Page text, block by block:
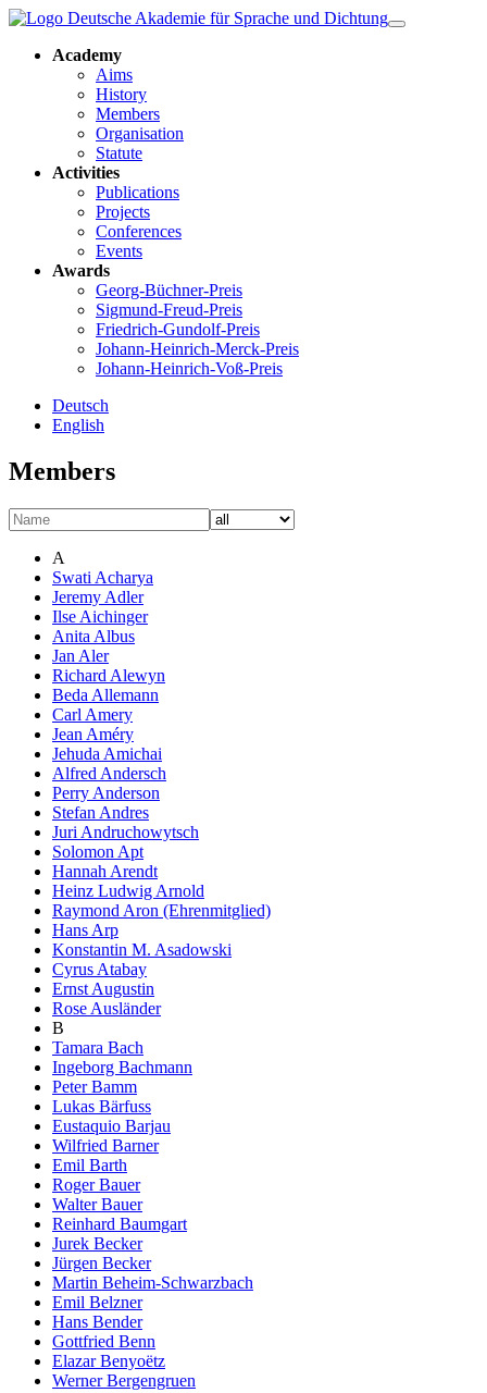
Academy
Aims
History
Members
Organisation
Statute
Activities
Publications
Projects
Conferences
Events
Awards
Georg-Büchner-Preis
Sigmund-Freud-Preis
Friedrich-Gundolf-Preis
Johann-Heinrich-Merck-Preis
Johann-Heinrich-Voß-Preis
Deutsch
English
Members
A
Swati Acharya
Jeremy Adler
Ilse Aichinger
Anita Albus
Jan Aler
Richard Alewyn
Beda Allemann
Carl Amery
Jean Améry
Jehuda Amichai
Alfred Andersch
Perry Anderson
Stefan Andres
Juri Andruchowytsch
Solomon Apt
Hannah Arendt
Heinz Ludwig Arnold
Raymond Aron (Ehrenmitglied)
Hans Arp
Konstantin M. Asadowski
Cyrus Atabay
Ernst Augustin
Rose Ausländer
B
Tamara Bach
Ingeborg Bachmann
Peter Bamm
Lukas Bärfuss
Eustaquio Barjau
Wilfried Barner
Emil Barth
Roger Bauer
Walter Bauer
Reinhard Baumgart
Jurek Becker
Jürgen Becker
Martin Beheim-Schwarzbach
Emil Belzner
Hans Bender
Gottfried Benn
Elazar Benyoëtz
Werner Bergengruen